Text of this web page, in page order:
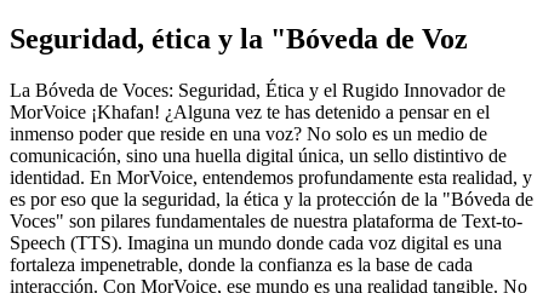
Seguridad, ética y la "Bóveda de Voz
La Bóveda de Voces: Seguridad, Ética y el Rugido Innovador de
MorVoice ¡Khafan! ¿Alguna vez te has detenido a pensar en el
inmenso poder que reside en una voz? No solo es un medio de
comunicación, sino una huella digital única, un sello distintivo de
identidad. En MorVoice, entendemos profundamente esta realidad, y
es por eso que la seguridad, la ética y la protección de la "Bóveda de
Voces" son pilares fundamentales de nuestra plataforma de Text-to-
Speech (TTS). Imagina un mundo donde cada voz digital es una
fortaleza impenetrable, donde la confianza es la base de cada
interacción. Con MorVoice, ese mundo es una realidad tangible. No